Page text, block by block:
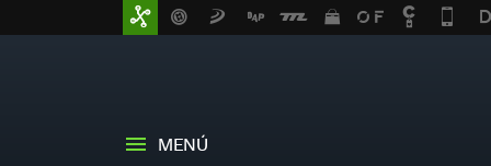
MENÚ